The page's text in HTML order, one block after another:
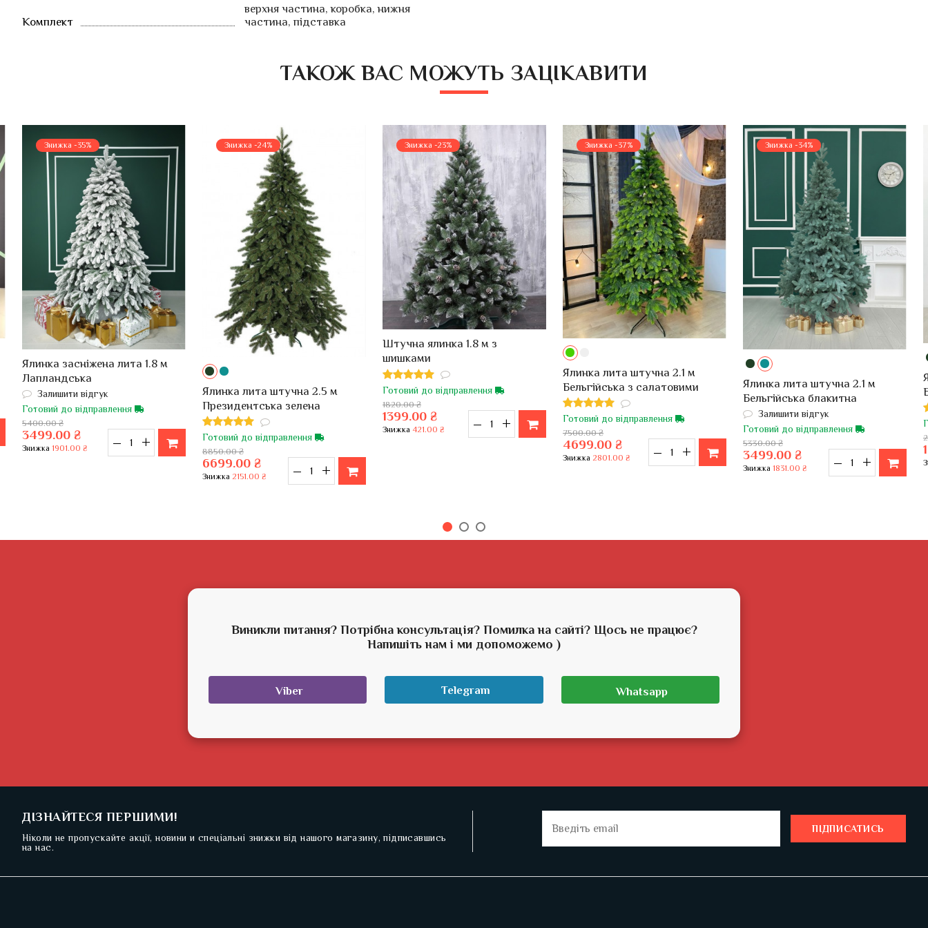
Комплект
верхня частина, коробка, нижня
частина, підставка
ТАКОЖ ВАС МОЖУТЬ ЗАЦІКАВИТИ
Знижка -35%
Ялинка засніжена лита 1.8 м
Лапландська
Залишити відгук
Готовий до відправлення
3499.00 ₴
5400.00 ₴
Знижка 1901.00 ₴ – +
Знижка -24%
Ялинка лита штучна 2.5 м
Президентська зелена
Готовий до відправлення
6699.00 ₴
8850.00 ₴
Знижка 2151.00 ₴ – +
Знижка -23%
Штучна ялинка 1.8 м з
шишками
Готовий до відправлення
1399.00 ₴
1820.00 ₴
Знижка 421.00 ₴ – +
Знижка -37%
Ялинка лита штучна 2.1 м
Бельгійська з салатовими
кінчиками
Готовий до відправлення
4699.00 ₴
7500.00 ₴
Знижка 2801.00 ₴ – +
Знижка -34%
Ялинка лита штучна 2.1 м
Бельгійська блакитна
Залишити відгук
Готовий до відправлення
3499.00 ₴
5330.00 ₴
Знижка 1831.00 ₴ – +
Виникли питання? Потрібна консультація? Помилка на сайті? Щось не працює?
Напишіть нам і ми допоможемо )
Viber Telegram Whatsapp
ДІЗНАЙТЕСЯ ПЕРШИМИ!
Ніколи не пропускайте акції, новини и спеціальні знижки від нашого магазину, підписавшись
на нас.
ПІДПИСАТИСЬ